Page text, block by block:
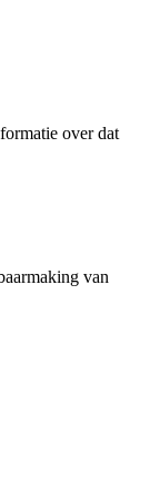
over dat
van